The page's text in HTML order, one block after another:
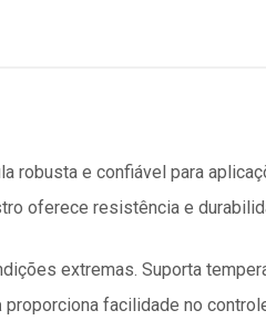
robusta e confiável para
oferece resistência e
extremas. Suporta
proporciona facilidade no